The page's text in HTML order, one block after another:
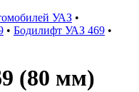
УАЗ •
• Бодилифт УАЗ 469 •
(80 мм)